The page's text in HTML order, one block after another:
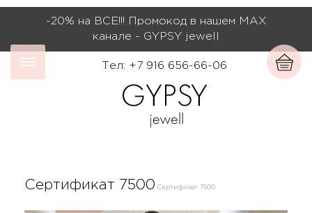
-20% на ВСЕ!!! Промокод в нашем МАХ
канале - GYPSY jewell
Тел: +7 916 656-66-06
Сертификат 7500 Сертификат 7500